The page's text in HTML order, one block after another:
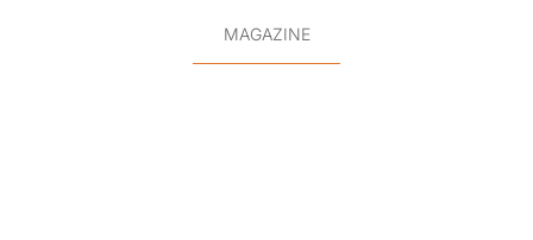
MAGAZINE